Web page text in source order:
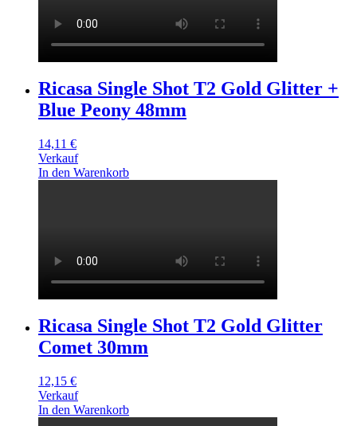
Ricasa Single Shot T2 Gold Glitter +
Blue Peony 48mm
14,11 €
Verkauf
In den Warenkorb
Ricasa Single Shot T2 Gold Glitter
Comet 30mm
12,15 €
Verkauf
In den Warenkorb